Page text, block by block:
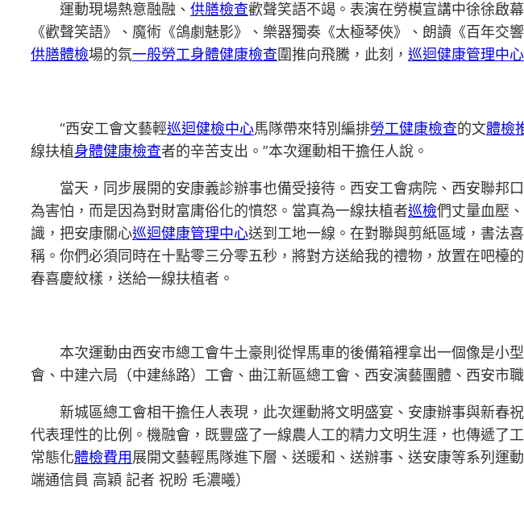
運動現場熱意融融、 供膳檢查歡聲笑語不竭。表演在勞模宣講中徐徐啟
《歡聲笑語》、魔術《鴿劇魅影》、樂器獨奏《太極琴俠》、朗讀《百年
供膳體檢場的氛一般勞工身體健康檢查圍推向飛騰，此刻， 巡迴健康管理中心
“西安工會文藝輕巡迴健檢中心馬隊帶來特別編排勞工健康檢查的文體檢
線扶植身體健康檢查者的辛苦支出。”本次運動相干擔任人說。
當天，同步展開的安康義診辦事也備受接待。西安工會病院、西安聯邦
為害怕，而是因為對財富庸俗化的憤怒。當真為一線扶植者巡檢們丈量血壓
識，把安康關心巡迴健康管理中心送到工地一線。在對聯與剪紙區域，書法
稱。你們必須同時在十點零三分零五秒，將對方送給我的禮物，放置在吧檯
春喜慶紋樣，送給一線扶植者。
本次運動由西安市總工會牛土豪則從悍馬車的後備箱裡拿出一個像是小
會、中建六局（中建絲路）工會、曲江新區總工會、西安演藝團體、西安市
新城區總工會相干擔任人表現，此次運動將文明盛宴、安康辦事與新春
代表理性的比例。機融會，既豐盛了一線農人工的精力文明生涯，也傳遞了
常態化體檢費用展開文藝輕馬隊進下層、送暖和、送辦事、送安康等系列運
端通信員 高穎 記者 祝盼 毛濃曦）